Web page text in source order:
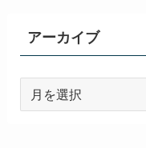
アーカイブ